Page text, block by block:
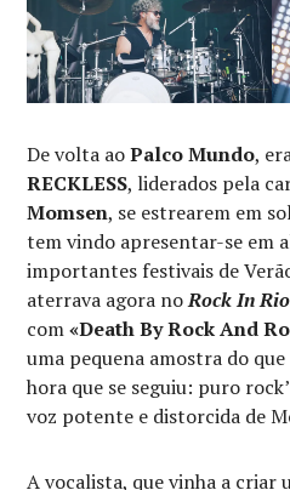
De volta aoPalco Mundo,
RECKLESS, liderados pela
Momsen, se estrearem em
tem vindo apresentar-se em
importantes festivais de
aterrava agora noRock In
com«Death By Rock And
uma pequena amostra do
hora que se seguiu: puro
voz potente e distorcida de
A vocalista, que vinha a criar